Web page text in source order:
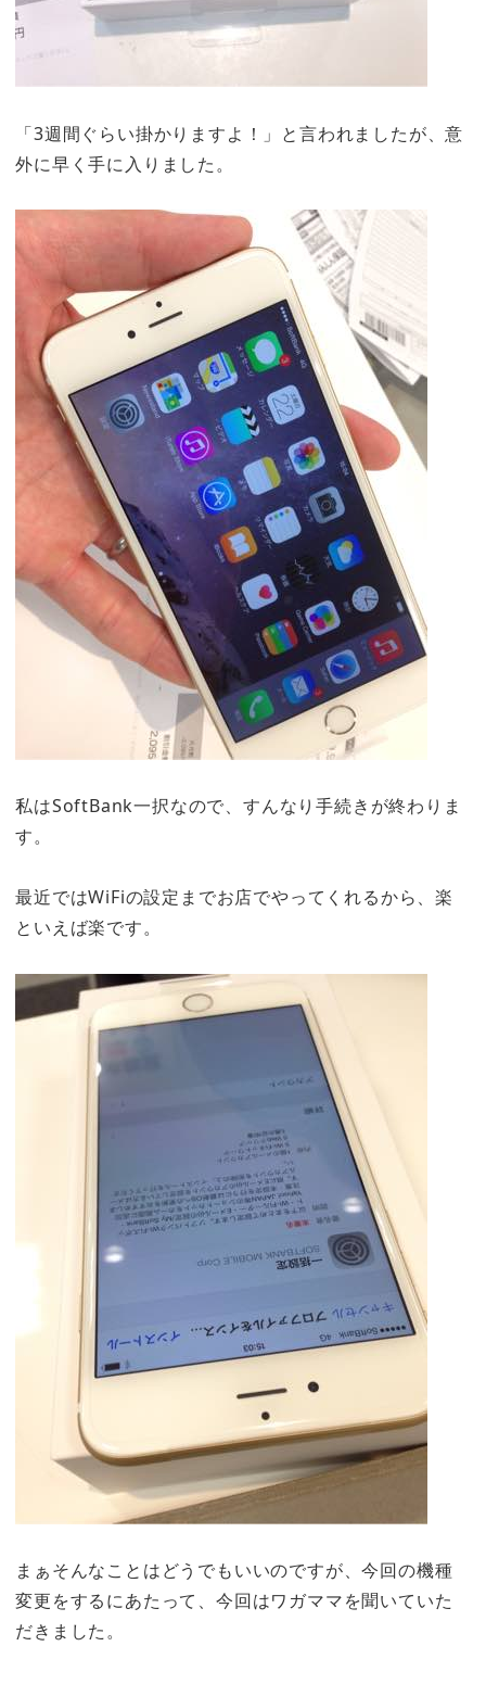
「3週間ぐらい掛かりますよ！」と言われましたが、意
外に早く手に入りました。
私はSoftBank一択なので、すんなり手続きが終わりま
す。
最近ではWiFiの設定までお店でやってくれるから、楽
といえば楽です。
まぁそんなことはどうでもいいのですが、今回の機種
変更をするにあたって、今回はワガママを聞いていた
だきました。